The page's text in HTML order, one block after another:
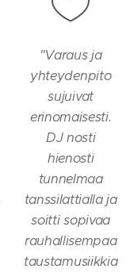
"Varaus ja
yhteydenpito
sujuivat
erinomaisesti.
DJ nosti
hienosti
tunnelmaa
tanssilattialla ja
soitti sopivaa
rauhallisempaa
taustamusiikkia